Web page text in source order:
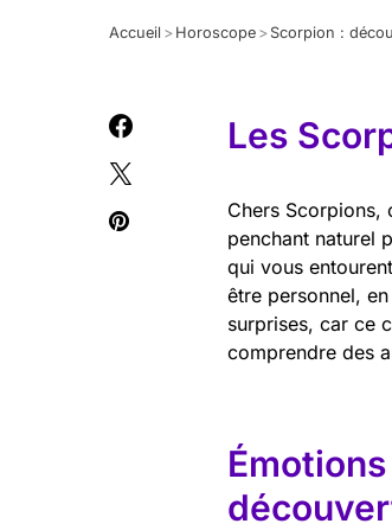
Accueil > Horoscope > Scorpion :
Les
Chers Scorpions,
penchant naturel
qui vous
être personnel,
surprises, car ce
comprendre des